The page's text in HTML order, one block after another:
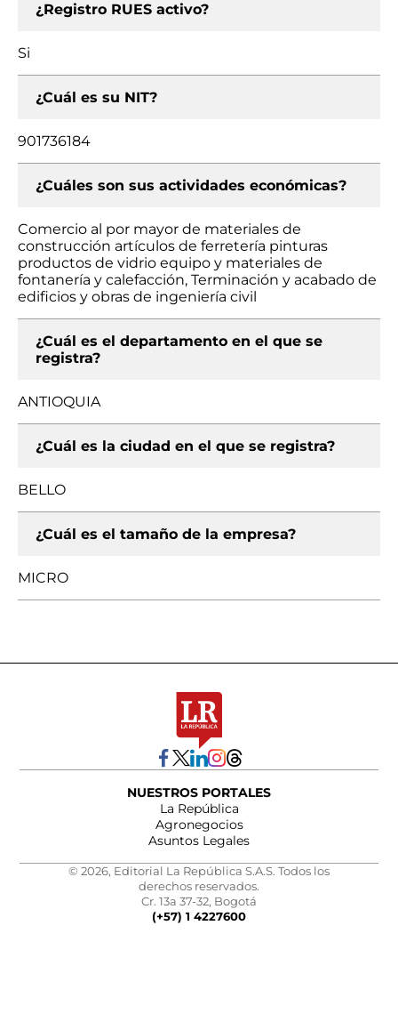
¿Registro RUES activo?
Si
¿Cuál es su NIT?
901736184
¿Cuáles son sus actividades económicas?
Comercio al por mayor de materiales de
construcción artículos de ferretería pinturas
productos de vidrio equipo y materiales de
fontanería y calefacción, Terminación y acabado de
edificios y obras de ingeniería civil
¿Cuál es el departamento en el que se
registra?
ANTIOQUIA
¿Cuál es la ciudad en el que se registra?
BELLO
¿Cuál es el tamaño de la empresa?
MICRO
NUESTROS PORTALES
La República
Agronegocios
Asuntos Legales
© 2026, Editorial La República S.A.S. Todos los
derechos reservados.
Cr. 13a 37-32, Bogotá
(+57) 1 4227600